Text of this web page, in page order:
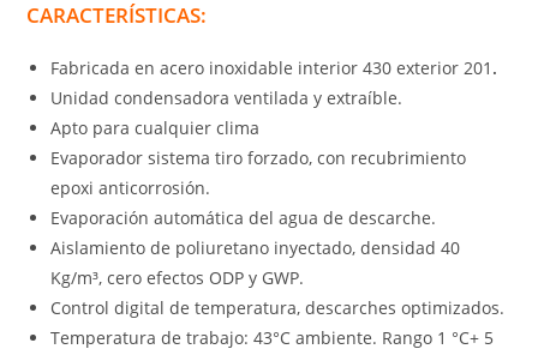
CARACTERÍSTICAS:
Fabricada en acero inoxidable interior 430 exterior 201 .
Unidad condensadora ventilada y extraíble.
Apto para cualquier clima
Evaporador sistema tiro forzado, con recubrimiento
epoxi anticorrosión.
Evaporación automática del agua de descarche.
Aislamiento de poliuretano inyectado, densidad 40
Kg/m³, cero efectos ODP y GWP.
Control digital de temperatura, descarches optimizados.
Temperatura de trabajo: 43°C ambiente. Rango 1 °C+ 5